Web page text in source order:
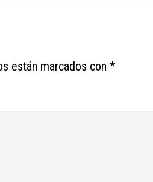
están marcados con *